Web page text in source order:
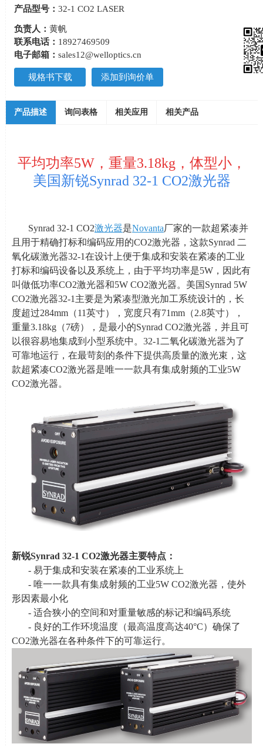
产品型号：32-1 CO2 LASER
负责人：黄帆
联系电话： 18927469509
电子邮箱：sales12@welloptics.cn
规格书下载 添加到询价单
产品描述 询问表格 相关应用 相关产品
平均功率5W，重量3.18kg，体型小，
美国新锐Synrad 32-1 CO2激光器
Synrad 32-1 CO2激光器是Novanta厂家的一款超紧凑并
且用于精确打标和编码应用的CO2激光器，这款Synrad 二
氧化碳激光器32-1在设计上便于集成和安装在紧凑的工业
打标和编码设备以及系统上，由于平均功率是5W，因此有
叫做低功率CO2激光器和5W CO2激光器。美国 Synrad 5W
CO2激光器32-1 主要是为紧凑型激光加工系统设计的，长
度超过284mm（11英寸），宽度只有71mm（2.8英寸），
重量3.18kg（7磅），是最小的Synrad CO2激光器，并且可
以很容易地集成到小型系统中。 32-1 二氧化碳激光器为了
可靠地运行，在最苛刻的条件下提供高质量的激光束，这
款超紧凑CO2激光器是唯一一款具有集成射频的工业5W
CO2激光器。
新锐Synrad 32-1 CO2激光器主要特点：
- 易于集成和安装在紧凑的工业系统上
- 唯一一款具有集成射频的工业5W CO2激光器，使外
形因素最小化
- 适合狭小的空间和对重量敏感的标记和编码系统
- 良好的工作环境温度（最高温度高达40°C）确保了
CO2激光器在各种条件下的可靠运行。